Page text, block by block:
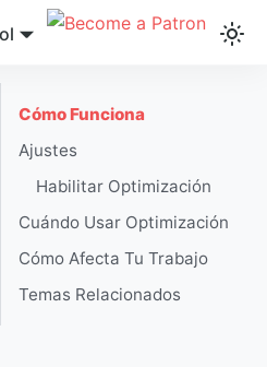
Cómo Funciona
Ajustes
Habilitar Optimización
Cuándo Usar Optimización
Cómo Afecta Tu Trabajo
Temas Relacionados